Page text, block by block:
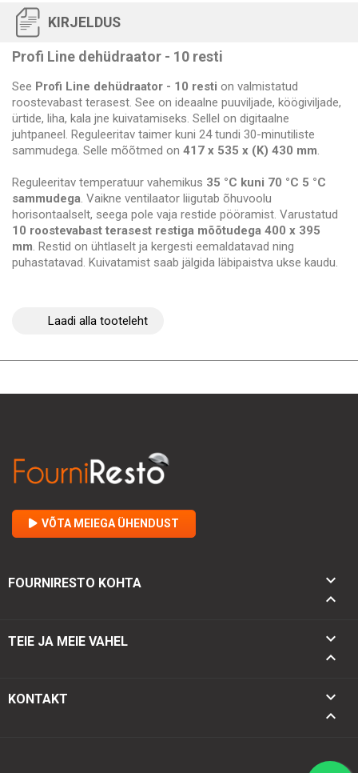
KIRJELDUS
Profi Line dehüdraator - 10 resti
See Profi Line dehüdraator - 10 resti on valmistatud
roostevabast terasest. See on ideaalne puuviljade, köögiviljade,
ürtide, liha, kala jne kuivatamiseks. Sellel on digitaalne
juhtpaneel. Reguleeritav taimer kuni 24 tundi 30-minutiliste
sammudega. Selle mõõtmed on 417 x 535 x (K) 430 mm.
Reguleeritav temperatuur vahemikus 35 °C kuni 70 °C 5 °C
sammudega. Vaikne ventilaator liigutab õhuvoolu
horisontaalselt, seega pole vaja restide pööramist. Varustatud
10 roostevabast terasest restiga mõõtudega 400 x 395
mm. Restid on ühtlaselt ja kergesti eemaldatavad ning
puhastatavad. Kuivatamist saab jälgida läbipaistva ukse kaudu.
Laadi alla tooteleht
VÕTA MEIEGA ÜHENDUST
FOURNIRESTO KOHTA


TEIE JA MEIE VAHEL


KONTAKT
keyboard_arrow_down
keyboard_arrow_up